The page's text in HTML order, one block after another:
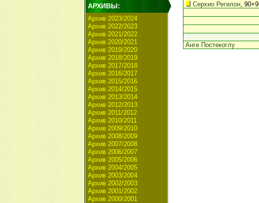
АРХИВЫ:
Архив 2023/2024
Архив 2022/2023
Архив 2021/2022
Архив 2020/2021
Архив 2019/2020
Архив 2018/2019
Архив 2017/2018
Архив 2016/2017
Архив 2015/2016
Архив 2014/2015
Архив 2013/2014
Архив 2012/2013
Архив 2011/2012
Архив 2010/2011
Архив 2009/2010
Архив 2008/2009
Архив 2007/2008
Архив 2006/2007
Архив 2005/2006
Архив 2004/2005
Архив 2003/2004
Архив 2002/2003
Архив 2001/2002
Архив 2000/2001
Серхио Регилон, 90+9
Анге Постекоглу